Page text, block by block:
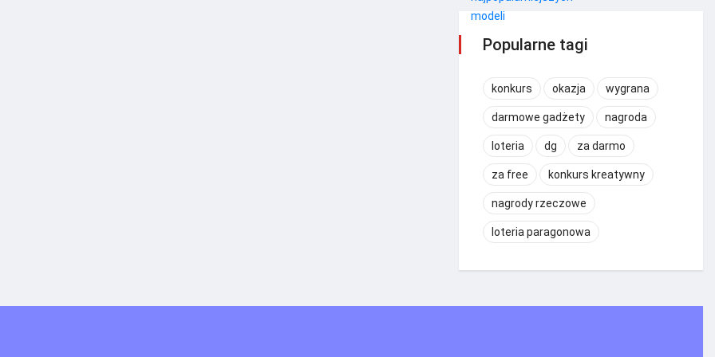
Popularne tagi
konkurs okazja wygrana
darmowe gadżety nagroda
loteria dg za darmo
za free konkurs kreatywny
nagrody rzeczowe
loteria paragonowa